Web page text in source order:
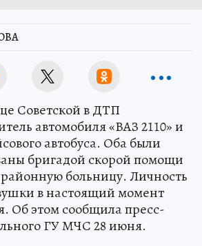
Советской в ДТП
автомобиля «ВАЗ 2110» и
автобуса. Оба были
бригадой скорой помощи
больницу. Личность
в настоящий момент
Об этом сообщила пресс-
ГУ МЧС 28 июня.